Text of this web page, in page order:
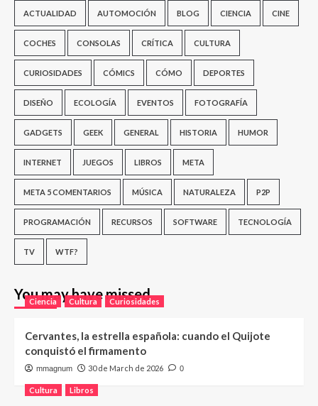
ACTUALIDAD AUTOMOCIÓN BLOG CIENCIA CINE
COCHES CONSOLAS CRÍTICA CULTURA
CURIOSIDADES CÓMICS CÓMO DEPORTES
DISEÑO ECOLOGÍA EVENTOS FOTOGRAFÍA
GADGETS GEEK GENERAL HISTORIA HUMOR
INTERNET JUEGOS LIBROS META
META 5 COMENTARIOS MÚSICA NATURALEZA P2P
PROGRAMACIÓN RECURSOS SOFTWARE TECNOLOGÍA
TV WTF?
You may have missed
Ciencia Cultura Curiosidades
Cervantes, la estrella española: cuando el Quijote
conquistó el firmamento
mmagnum 30 de March de 2026 0
Cultura Libros